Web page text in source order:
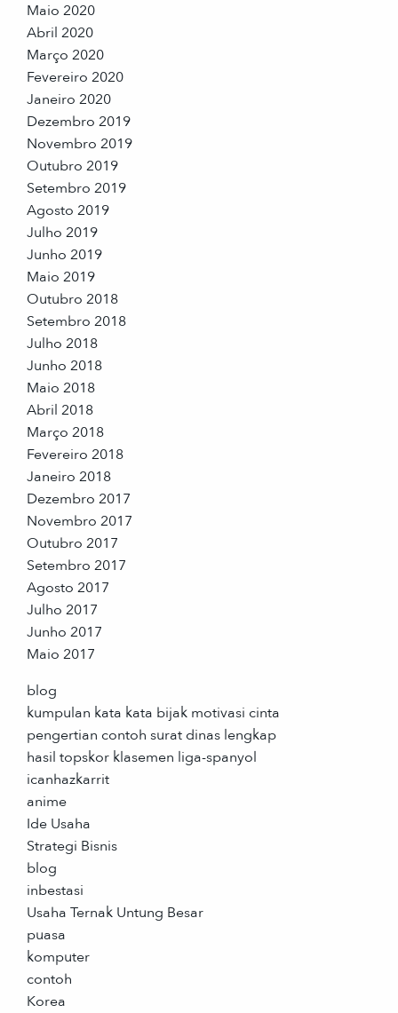
Maio 2020
Abril 2020
Março 2020
Fevereiro 2020
Janeiro 2020
Dezembro 2019
Novembro 2019
Outubro 2019
Setembro 2019
Agosto 2019
Julho 2019
Junho 2019
Maio 2019
Outubro 2018
Setembro 2018
Julho 2018
Junho 2018
Maio 2018
Abril 2018
Março 2018
Fevereiro 2018
Janeiro 2018
Dezembro 2017
Novembro 2017
Outubro 2017
Setembro 2017
Agosto 2017
Julho 2017
Junho 2017
Maio 2017
blog
kumpulan kata kata bijak motivasi cinta
pengertian contoh surat dinas lengkap
hasil topskor klasemen liga-spanyol
icanhazkarrit
anime
Ide Usaha
Strategi Bisnis
blog
inbestasi
Usaha Ternak Untung Besar
puasa
komputer
contoh
Korea